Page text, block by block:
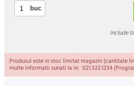
buc
Include
Produsul este in stoc limitat magazin (cantitate
multe informatii sunati la nr. 021.322.1234